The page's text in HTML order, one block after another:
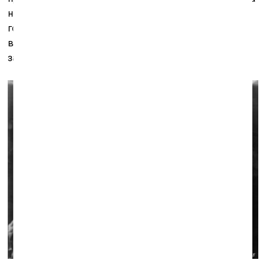
не пытался. Зачем, если в трёх этих соснах зрители
готовы блуждать бесконечно, оттягивая неизбежные
выводы мечтательными вздохами: «Фильм о многом
заставил задуматься».